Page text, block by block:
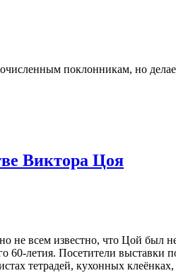
поклонникам, но
Виктора Цоя
не всем известно, что Цой был
60-летия. Посетители выставки
тетрадей, кухонных